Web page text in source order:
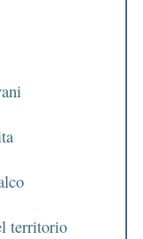
territorio